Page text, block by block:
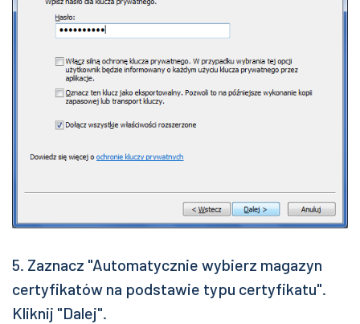
5. Zaznacz "Automatycznie wybierz magazyn
certyfikatów na podstawie typu certyfikatu".
Kliknij "Dalej".